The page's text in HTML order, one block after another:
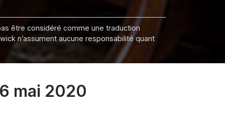
être considéré comme une traduction
n’assument aucune responsabilité quant
mai 2020